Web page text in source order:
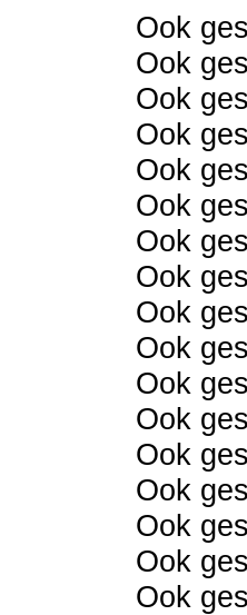
Ook
Ook
Ook
Ook
Ook
Ook
Ook
Ook
Ook
Ook
Ook
Ook
Ook
Ook
Ook
Ook
Ook